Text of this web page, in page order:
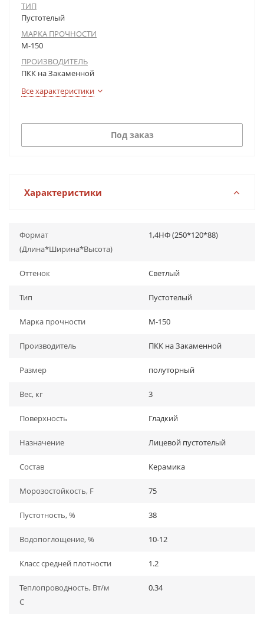
ТИП
Пустотелый
МАРКА ПРОЧНОСТИ
М-150
ПРОИЗВОДИТЕЛЬ
ПКК на Закаменной
Все характеристики
Под заказ
Характеристики
Формат
(Длина*Ширина*Высота)
1,4НФ (250*120*88)
Оттенок Светлый
Тип Пустотелый
Марка прочности М-150
Производитель ПКК на Закаменной
Размер полуторный
Вес, кг 3
Поверхность Гладкий
Назначение Лицевой пустотелый
Состав Керамика
Морозостойкость, F 75
Пустотность, % 38
Водопоглощение, % 10-12
Класс средней плотности 1.2
Теплопроводность, Вт/м
С
0.34